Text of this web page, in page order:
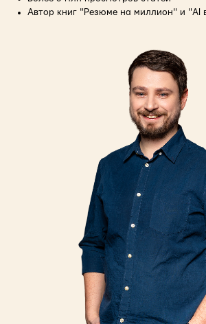
Автор книг "Резюме на миллион" и "AI